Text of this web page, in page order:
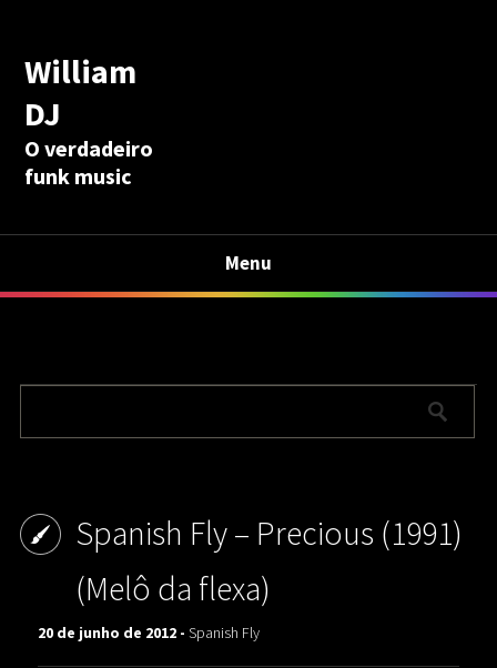
William
DJ
O verdadeiro
funk music
Menu
Spanish Fly – Precious (1991)
(Melô da flexa)
20 de junho de 2012 -Spanish Fly